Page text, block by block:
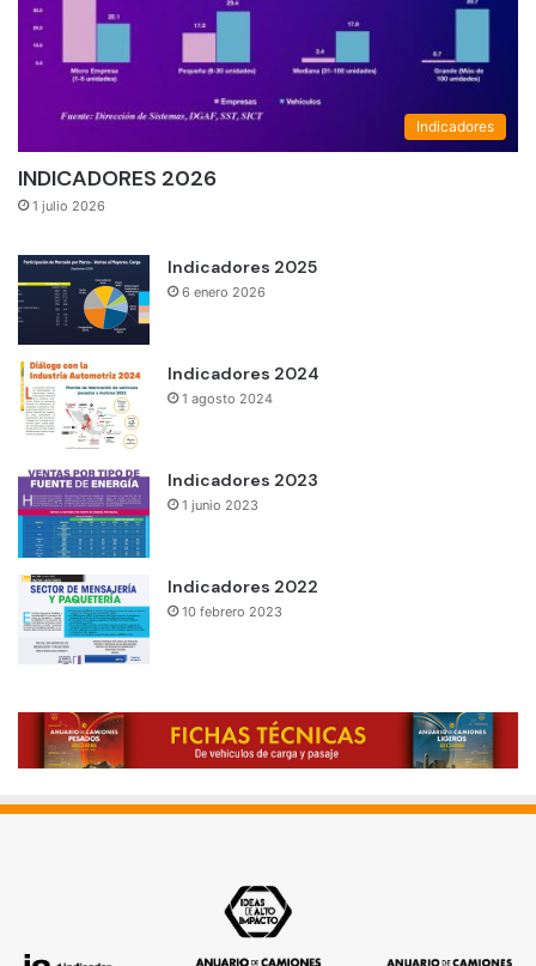
Indicadores
INDICADORES 2026
1 julio 2026
Indicadores 2025
6 enero 2026
Indicadores 2024
1 agosto 2024
Indicadores 2023
1 junio 2023
Indicadores 2022
10 febrero 2023